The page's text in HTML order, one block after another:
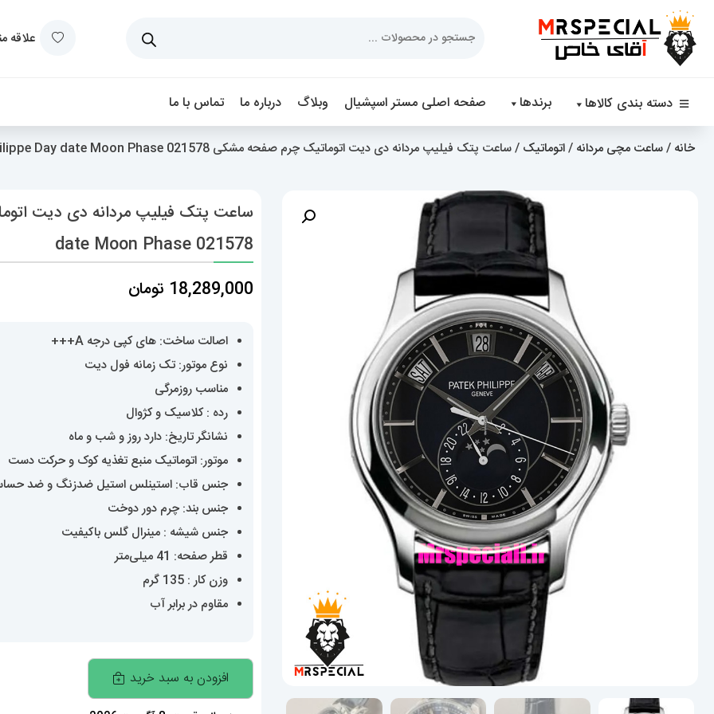
علاقه
دسته بندی کالاها برندها صفحه اصلی مستر اسپشیال وبلاگ درباره ما تماس با ما
خانه /ساعت مچی مردانه /اتوماتیک / ساعت پتک فیلیپ مردانه دی دیت اتوماتیک چرم صفحه مشکی Patek Philippe Day date Moon Phase 021578
date Moon Phase 021578
18,289,000 تومان
اصالت ساخت: های کپی درجه A+++
نوع موتور: تک زمانه فول دیت
مناسب روزمرگی
رده : کلاسیک و کژوال
نشانگر تاریخ: دارد روز و شب و ماه
موتور: اتوماتیک منبع تغذیه کوک و حرکت دست
جنس قاب: استینلس استیل ضدزنگ و ضد
جنس بند: چرم دور دوخت
جنس شیشه : مینرال گلس باکیفیت
قطر صفحه: 41 میلی‌متر
وزن کار : 135 گرم
مقاوم در برابر آب
ساعت
پتک
افزودن به سبد خرید